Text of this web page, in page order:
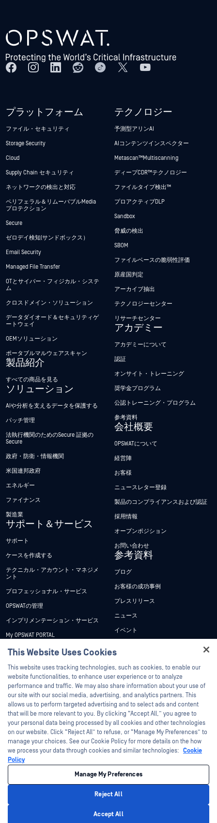
プラットフォーム
ファイル・セキュリティ
Storage Security
Cloud
Supply Chain セキュリティ
ネットワークの検出と対応
ペリフェラル＆リムーバブルMedia
プロテクション
Secure
ゼロデイ検知(サンドボックス）
Email Security
Managed File Transfer
OTとサイバー・フィジカル・システ
ム
クロスドメイン・ソリューション
データダイオード＆セキュリティゲ
ートウェイ
OEMソリューション
ポータブルマルウェアスキャン
製品紹介
すべての商品を見る
ソリューション
AIや分析を支えるデータを保護する
パッチ管理
法執行機関のためのSecure 証拠の
Secure
政府・防衛・情報機関
米国連邦政府
エネルギー
ファイナンス
製造業
サポート＆サービス
サポート
ケースを作成する
テクニカル・アカウント・マネジメ
ント
プロフェッショナル・サービス
OPSWATの管理
インプリメンテーション・サービス
My OPSWAT PORTAL
技術文書
トレーニング
脆弱性対策プログラム
パートナー
認証
テクノロジー・パートナー
OPSWAT チャネル パートナー
テクノロジー
予測型アリンAI
AIコンテンツインスペクター
Metascan™ Multiscanning
ディープCDR™テクノロジー
ファイルタイプ検出™
プロアクティブDLP
Sandbox
脅威の検出
SBOM
ファイルベースの脆弱性評価
原産国判定
アーカイブ抽出
テクノロジーセンター
リサーチセンター
アカデミー
アカデミーについて
認証
オンサイト・トレーニング
奨学金プログラム
公認トレーニング・プログラム
参考資料
会社概要
OPSWATについて
経営陣
お客様
ニュースレター登録
製品のコンプライアンスおよび認証
採用情報
オープンポジション
お問い合わせ
参考資料
ブログ
お客様の成功事例
プレスリリース
ニュース
イベント
ホワイトペーパー
無料ツール
©2026OPSWAT . All rights reserved.OPSWAT、MetaDefender、Metascan、
MetaAccess、OPSWAT 、Trust no File. Trust No Device.、OPSWAT 、Protecting the
World's Critical Infrastructure、Deep CDR™ Technology、InQuest、InQuestロゴ、
DFI、RetroHunt、Deep File Inspection、およびJoin the Huntは、OPSWAT の商標
です。第三者の商標は、それぞれの所有者の財産です。
プライバシーポリシー クッキー設定
This Website Uses Cookies
This website uses tracking technologies, such as cookies, to enable our
website functionalities, to enhance user experience or to analyze
performance and traffic. We may also share information about your use of
our site with our social media, advertising, and analytics partners. This
allows us to perform targeted advertising and to select ads and content
that will be more relevant to you. By clicking “Accept All,” you agree to
your personal data being processed by all cookies and other technologies
on our website. Click “Reject All” to refuse, or “Manage My Preferences” to
manage your choices. See our Cookie Policy for more details on the how
we process your data through cookies and similar technologies: Cookie
Policy
Manage My Preferences
Reject All
Accept All
Hey there!
I'm Ozzy, your OPSWAT virtual assistant.
How can I help you secure what's critical
today?